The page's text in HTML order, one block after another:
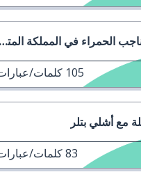
الحمراء في المملكة المتحدة
105 كلمات/
مع أشلي بتلر
83كلمات/